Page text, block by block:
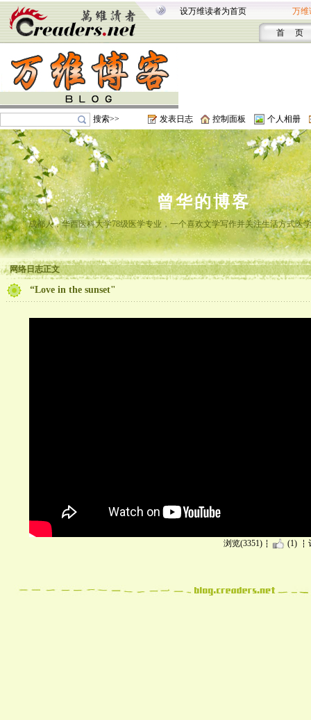
设万维读者为首页 万维
首 页
搜索>> 发表日志 控制面板 个人相册
曾华的博客
成都人，华西医科大学78级医学专业，一个喜欢文学写作并关注生活方式医
网络日志正文
“Love in the sunset"
浏览(3351) (1)